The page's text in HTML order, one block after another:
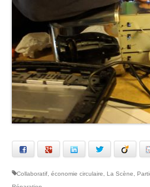
Facebook Google+ LinkedIn Twitter
Collaboratif économie circulaire La Scène